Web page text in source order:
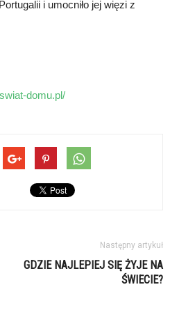
i umocniło jej więzi z
domu.pl/
Następny artykuł
GDZIE NAJLEPIEJ SIĘ ŻYJE NA
ŚWIECIE?